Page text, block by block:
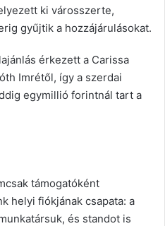
ki városszerte,
gyűjtik a hozzájárulásokat.
érkezett a Carissa
Imrétől, így a szerdai
egymillió forintnál tart a
támogatóként
helyi fiókjának csapata: a
és standot is